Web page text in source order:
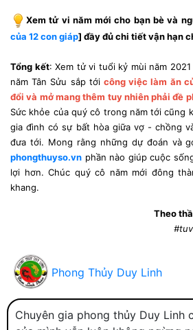
Xem tử vi năm mới cho bạn bè và
của 12 con giáp] đầy đủ chi tiết vận hạn
Tổng kết: Xem tử vi tuổi kỷ mùi năm
năm Tân Sửu sắp tới công việc làm ăn
đổi và mở mang thêm tuy nhiên phải đề
Sức khỏe của quý cô trong năm tới cũng
gia đình có sự bất hòa giữa vợ - chồng
đưa tới. Mong rằng những dự đoán và
phongthuyso.vn phần nào giúp cuộc
lợi hơn. Chúc quý cô năm mới đông
khang.
Theo
Phong Thủy Duy Linh
Chuyên gia phong thủy Duy Linh